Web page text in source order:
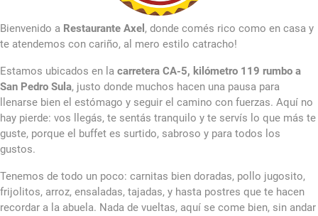
Bienvenido a Restaurante Axel , donde comés rico como en casa y
te atendemos con cariño, al mero estilo catracho!
Estamos ubicados en la carretera CA-5, kilómetro 119 rumbo a
San Pedro Sula, justo donde muchos hacen una pausa para
llenarse bien el estómago y seguir el camino con fuerzas. Aquí no
hay pierde: vos llegás, te sentás tranquilo y te servís lo que más te
guste, porque el buffet es surtido, sabroso y para todos los
gustos.
Tenemos de todo un poco: carnitas bien doradas, pollo jugosito,
frijolitos, arroz, ensaladas, tajadas, y hasta postres que te hacen
recordar a la abuela. Nada de vueltas, aquí se come bien, sin andar